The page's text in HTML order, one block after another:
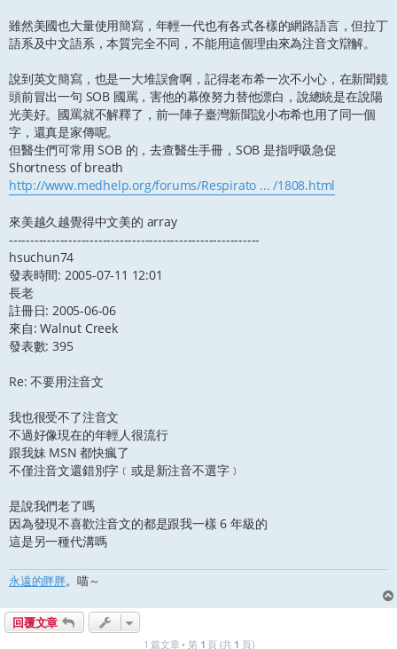
雖然美國也大量使用簡寫，年輕一代也有各式各樣的網路語言，但拉丁
語系及中文語系，本質完全不同，不能用這個理由來為注音文辯解。
說到英文簡寫，也是一大堆誤會啊，記得老布希一次不小心，在新聞鏡
頭前冒出一句 SOB 國罵，害他的幕僚努力替他漂白，說總統是在說陽
光美好。國罵就不解釋了，前一陣子臺灣新聞說小布希也用了同一個
字，還真是家傳呢。
但醫生們可常用 SOB 的，去查醫生手冊，SOB 是指呼吸急促
Shortness of breath
http://www.medhelp.org/forums/Respirato ... /1808.html
來美越久越覺得中文美的 array
-----------------------------------------------------------
hsuchun74
發表時間: 2005-07-11 12:01
長老
註冊日: 2005-06-06
來自: Walnut Creek
發表數: 395
Re: 不要用注音文
我也很受不了注音文
不過好像現在的年輕人很流行
跟我妹 MSN 都快瘋了
不僅注音文還錯別字﹝或是新注音不選字﹞
是說我們老了嗎
因為發現不喜歡注音文的都是跟我一樣 6 年級的
這是另一種代溝嗎
永遠的胖胖。喵～
回覆文章
1 篇文章 • 第 1 頁 (共 1 頁)